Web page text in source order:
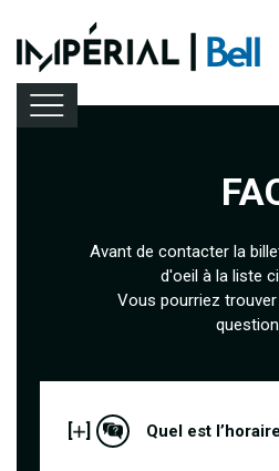
Location de salle
Avant de contacter la
d'oeil à la liste
Vous pourriez
[ ] Quel est